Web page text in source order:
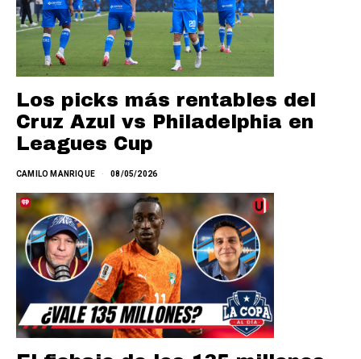
Los picks más rentables del
Cruz Azul vs Philadelphia en
Leagues Cup
CAMILO MANRIQUE 08/05/2026